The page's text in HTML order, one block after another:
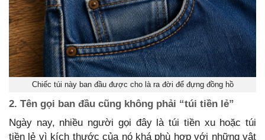
Chiếc túi này ban đầu được cho là ra đời để đựng đồng hồ
2. Tên gọi ban đầu cũng không phải “túi tiền lẻ”
Ngày nay, nhiều người gọi đây là túi tiền xu hoặc túi
tiền lẻ vì kích thước của nó khá phù hợp với những vật